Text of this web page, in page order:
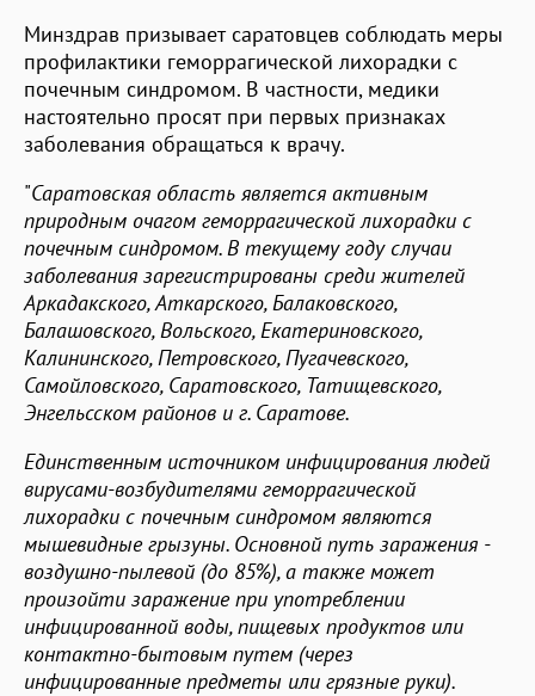
Минздрав призывает саратовцев соблюдать меры
профилактики геморрагической лихорадки с
почечным синдромом. В частности, медики
настоятельно просят при первых признаках
заболевания обращаться к врачу.
"Саратовская область является активным
природным очагом геморрагической лихорадки с
почечным синдромом. В текущему году случаи
заболевания зарегистрированы среди жителей
Аркадакского, Аткарского, Балаковского,
Балашовского, Вольского, Екатериновского,
Калининского, Петровского, Пугачевского,
Самойловского, Саратовского, Татищевского,
Энгельсском районов и г. Саратове.
Единственным источником инфицирования людей
вирусами-возбудителями геморрагической
лихорадки с почечным синдромом являются
мышевидные грызуны. Основной путь заражения -
воздушно-пылевой (до 85%), а также может
произойти заражение при употреблении
инфицированной воды, пищевых продуктов или
контактно-бытовым путем (через
инфицированные предметы или грязные руки).